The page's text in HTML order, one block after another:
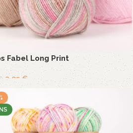
Fabel Long Print
2,05€